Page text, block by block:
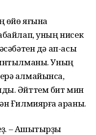
ɵйɵ яғына
уның нисек
дə ап-асыҡ
ынтылманы. Уның
алмайынса,
Əйттем бит мин
Ғилмиярға ҡараны.
– Ашыҡтырҙы